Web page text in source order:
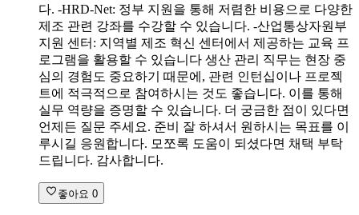
다. -HRD-Net: 정부 지원을 통해 저렴한 비용으로 다양한
제조 관련 강좌를 수강할 수 있습니다. -산업통상자원부
지원 센터: 지역별 제조 혁신 센터에서 제공하는 교육 프
로그램을 활용할 수 있습니다 생산 관리 직무는 현장 중
심의 경험도 중요하기 때문에, 관련 인턴십이나 프로젝
트에 적극적으로 참여하시는 것도 좋습니다. 이를 통해
실무 역량을 증명할 수 있습니다. 더 궁금한 점이 있다면
언제든 질문 주세요. 준비 잘 하셔서 원하시는 목표를 이
루시길 응원합니다. 모쪼록 도움이 되셨다면 채택 부탁
드립니다. 감사합니다.
좋아요 0